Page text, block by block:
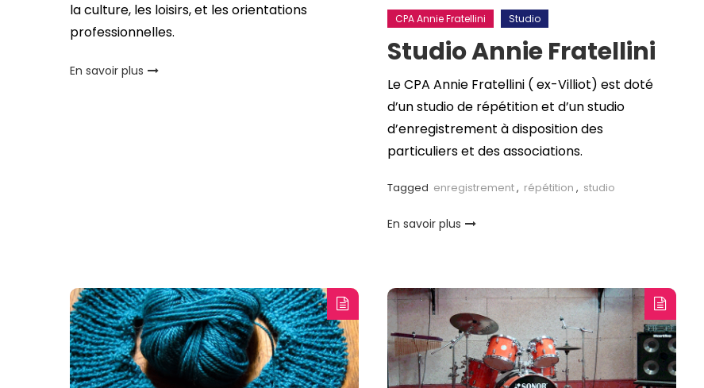
la culture, les loisirs, et les orientations
professionnelles.
En savoir plus
CPA Annie Fratellini Studio
Studio Annie Fratellini
Le CPA Annie Fratellini ( ex-Villiot) est doté
d’un studio de répétition et d’un studio
d’enregistrement à disposition des
particuliers et des associations.
Tagged enregistrement, répétition , studio
En savoir plus